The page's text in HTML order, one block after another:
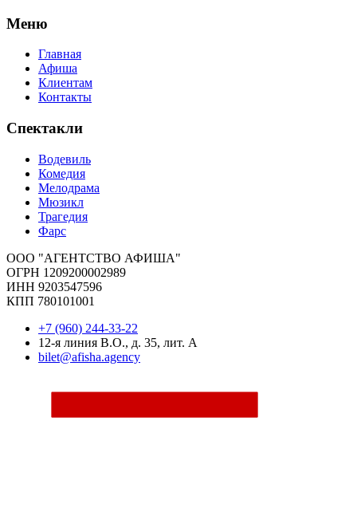
Меню
Главная
Афиша
Клиентам
Контакты
Спектакли
Водевиль
Комедия
Мелодрама
Мюзикл
Трагедия
Фарс
ООО "АГЕНТСТВО АФИША"
ОГРН 1209200002989
ИНН 9203547596
КПП 780101001
+7 (960) 244-33-22
12-я линия В.О., д. 35, лит. А
bilet@afisha.agency